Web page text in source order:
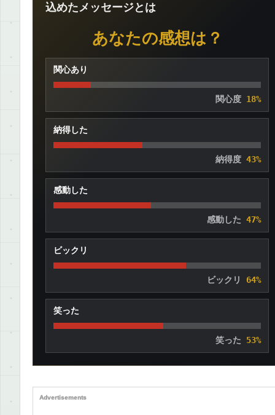
込めたメッセージとは
あなたの感想は？
関心あり
関心度 18%
納得した
納得度 43%
感動した
感動した 47%
ビックリ
ビックリ 64%
笑った
笑った 53%
Advertisements